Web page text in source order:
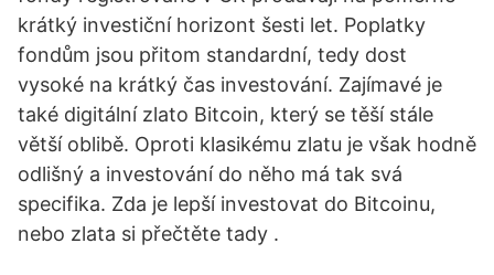
krátký investiční horizont šesti let. Poplatky
fondům jsou přitom standardní, tedy dost
vysoké na krátký čas investování. Zajímavé je
také digitální zlato Bitcoin, který se těší stále
větší oblibě. Oproti klasikému zlatu je však hodně
odlišný a investování do něho má tak svá
specifika. Zda je lepší investovat do Bitcoinu,
nebo zlata si přečtěte tady .